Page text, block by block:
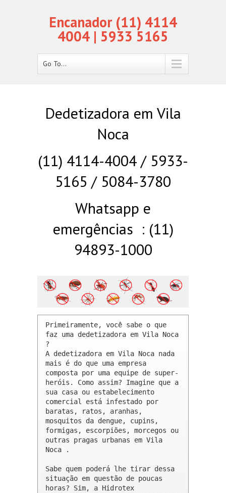
Encanador (11) 4114
4004 | 5933 5165
Go To...
Dedetizadora em Vila
Noca
(11) 4114-4004 / 5933-
5165 / 5084-3780
Whatsapp e
emergências : (11)
94893-1000
Primeiramente, você sabe o que
faz uma dedetizadora em Vila Noca
?
A dedetizadora em Vila Noca nada
mais é do que uma empresa
composta por uma equipe de super-
heróis. Como assim? Imagine que a
sua casa ou estabelecimento
comercial está infestado por
baratas, ratos, aranhas,
mosquitos da dengue, cupins,
formigas, escorpiões, morcegos ou
outras pragas urbanas em Vila
Noca .
Sabe quem poderá lhe tirar dessa
situação em questão de poucas
horas? Sim, a Hidrotex